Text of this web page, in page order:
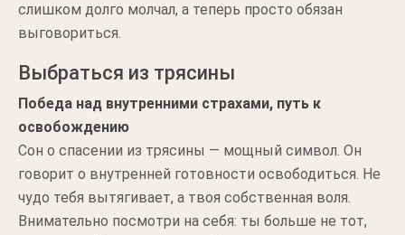
слишком долго молчал, а теперь просто обязан
выговориться.
Выбраться из трясины
Победа над внутренними страхами, путь к
освобождению
Сон о спасении из трясины — мощный символ. Он
говорит о внутренней готовности освободиться. Не
чудо тебя вытягивает, а твоя собственная воля.
Внимательно посмотри на себя: ты больше не тот,